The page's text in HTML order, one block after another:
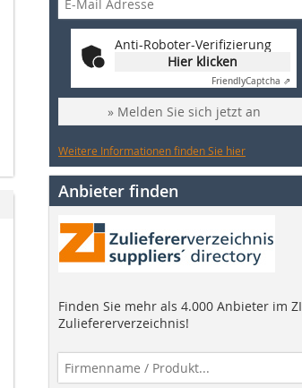
Anti-Roboter-Verifizierung
Hier klicken
FriendlyCaptcha ⇗
» Melden Sie sich jetzt an
Weitere Informationen finden Sie hier
Anbieter finden
Finden Sie mehr als 4.000 Anbieter im ZI
Zuliefererverzeichnis!